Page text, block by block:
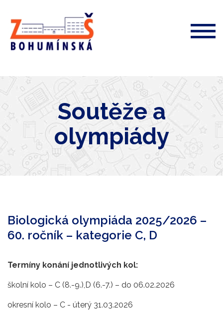
ZŠ
Bohumínská
72
Soutěže a
olympiády
Biologická olympiáda 2025/2026 –
60. ročník – kategorie C, D
Termíny konání jednotlivých kol:
školní kolo – C (8.-9.),D (6.-7.) – do 06.02.2026
okresní kolo – C - úterý 31.03.2026